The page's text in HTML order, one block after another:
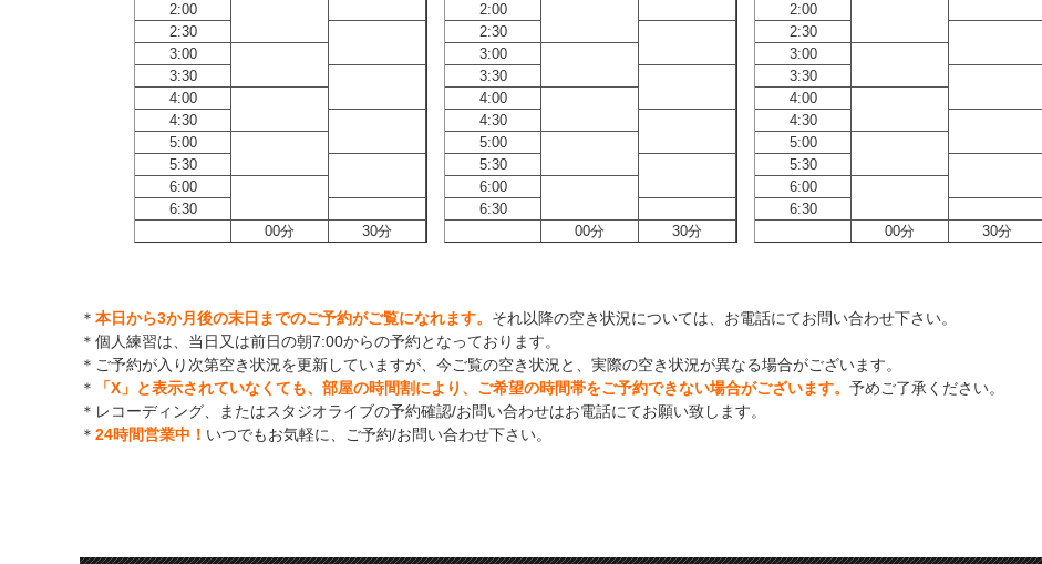
2:00
2:30
3:00
3:30
4:00
4:30
5:00
5:30
6:00
6:30
00分
30分
2:00
2:30
3:00
3:30
4:00
4:30
5:00
5:30
6:00
6:30
00分
30分
2:00
2:30
3:00
3:30
4:00
4:30
5:00
5:30
6:00
6:30
00分
30分
＊ 本日から3か月後の末日までのご予約がご覧になれます。 それ以降の空き状況については、お電話にてお問い合わせ下さい。
＊個人練習は、当日又は前日の朝7:00からの予約となっております。
＊ご予約が入り次第空き状況を更新していますが、今ご覧の空き状況と、実際の空き状況が異なる場合がございます。
＊
「X」と表示されていなくても、部屋の時間割により、ご希望の時間帯をご予約できない場合がございます。 予めご了承ください。
＊レコーディング、またはスタジオライブの予約確認/お問い合わせはお電話にてお願い致します。
＊ 24時間営業中！ いつでもお気軽に、ご予約/お問い合わせ下さい。